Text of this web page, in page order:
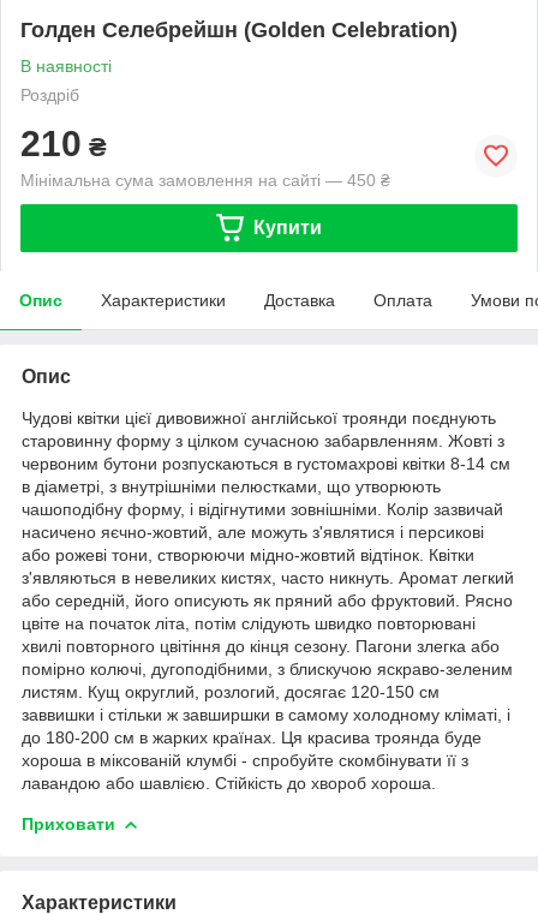
Голден Селебрейшн (Golden Celebration)
В наявності
Роздріб
210 ₴
Мінімальна сума замовлення на сайті — 450 ₴
Купити
Опис Характеристики Доставка Оплата Умови
Опис
Чудові квітки цієї дивовижної англійської троянди поєднують
старовинну форму з цілком сучасною забарвленням. Жовті з
червоним бутони розпускаються в густомахрові квітки 8-14 см
в діаметрі, з внутрішніми пелюстками, що утворюють
чашоподібну форму, і відігнутими зовнішніми. Колір зазвичай
насичено яєчно-жовтий, але можуть з'являтися і персикові
або рожеві тони, створюючи мідно-жовтий відтінок. Квітки
з'являються в невеликих кистях, часто никнуть. Аромат легкий
або середній, його описують як пряний або фруктовий. Рясно
цвіте на початок літа, потім слідують швидко повторювані
хвилі повторного цвітіння до кінця сезону. Пагони злегка або
помірно колючі, дугоподібними, з блискучою яскраво-зеленим
листям. Кущ округлий, розлогий, досягає 120-150 см
заввишки і стільки ж завширшки в самому холодному кліматі, і
до 180-200 см в жарких країнах. Ця красива троянда буде
хороша в міксованій клумбі - спробуйте скомбінувати її з
лавандою або шавлією. Стійкість до хвороб хороша.
Приховати
Характеристики